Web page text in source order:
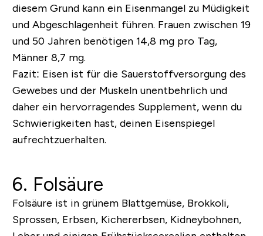
diesem Grund kann ein Eisenmangel zu Müdigkeit
und Abgeschlagenheit führen. Frauen zwischen 19
und 50 Jahren benötigen 14,8 mg pro Tag,
Männer 8,7 mg.
Fazit: Eisen ist für die Sauerstoffversorgung des
Gewebes und der Muskeln unentbehrlich und
daher ein hervorragendes Supplement, wenn du
Schwierigkeiten hast, deinen Eisenspiegel
aufrechtzuerhalten.
6. Folsäure
Folsäure ist in grünem Blattgemüse, Brokkoli,
Sprossen, Erbsen, Kichererbsen, Kidneybohnen,